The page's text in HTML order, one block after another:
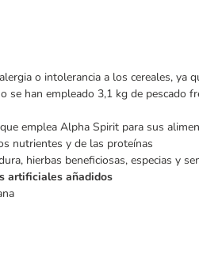
o intolerancia a los cereales, ya
se han empleado 3,1 kg de pescado
emplea Alpha Spirit para sus
nutrientes y de las proteínas
hierbas beneficiosas, especias y
artificiales añadidos